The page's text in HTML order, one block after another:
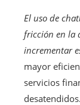
El uso de
fricción en la
incrementar
mayor
servicios
desatendidos.